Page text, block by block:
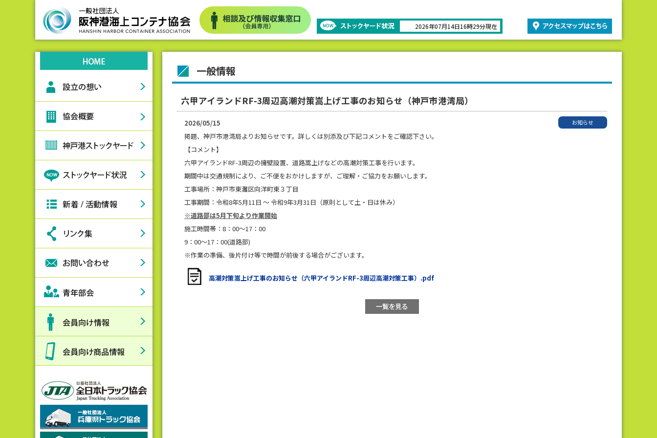
2026年07月14日16時29分現在
一般情報
六甲アイランドRF-3周辺高潮対策嵩上げ工事のお知らせ（神戸市港湾局）
2026/05/15 お知らせ
掲題、神戸市港湾局よりお知らせです。詳しくは別添及び下記コメントをご確認下さい。
【コメント】
六甲アイランドRF-3周辺の擁壁設置、道路嵩上げなどの高潮対策工事を行います。
期間中は交通規制により、ご不便をおかけしますが、ご理解・ご協力をお願いします。
工事場所：神戸市東灘区向洋町東３丁目
工事期間：令和8年5月11日 ～ 令和9年3月31日（原則として土・日は休み）
※道路部は5月下旬より作業開始
施工時間帯：8：00～17：00
9：00～17：00(道路部)
※作業の準備、後片付け等で時間が前後する場合がございます。
高潮対策嵩上げ工事のお知らせ（六甲アイランドRF-3周辺高潮対策工事）.pdf